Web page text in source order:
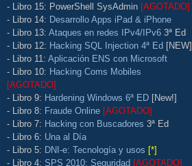
- Libro 15: PowerShell SysAdmin [AGOTADO]
- Libro 14: Desarrollo Apps iPad & iPhone
- Libro 13: Ataques en redes IPv4/IPv6 3ª Ed
- Libro 12: Hacking SQL Injection 4ª Ed [NEW]
- Libro 11: Aplicación ENS con Microsoft
- Libro 10: Hacking Coms Mobiles
[AGOTADO]
- Libro 9: Hardening Windows 6ª ED [New!]
- Libro 8: Fraude Online [AGOTADO]
- Libro 7: Hacking con Buscadores 3ª Ed
- Libro 6: Una al Día
- Libro 5: DNI-e: Tecnología y usos [*]
- Libro 4: SPS 2010: Seguridad [AGOTADO]